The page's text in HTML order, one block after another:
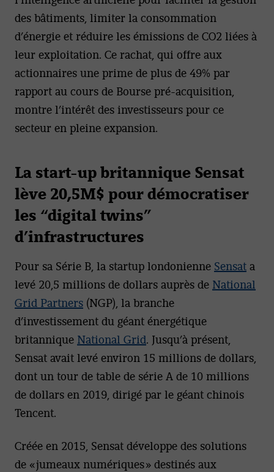
des bâtiments, limiter la consommation
d’énergie et réduire les émissions de CO2 liées à
leur exploitation. Ce rachat, qui offre aux
actionnaires une prime de plus de 49% par
rapport au cours de Bourse pré-acquisition,
montre l’intérêt des investisseurs pour ce
secteur en pleine expansion.
La start-up britannique Sensat
lève 20,5M$ pour démocratiser
les “digital twins”
d’infrastructures
Pour sa Série B, la startup londonienne Sensata
levé 20,5 millions de dollars auprès de National
Grid Partners (NGP), la branche
d’investissement du géant énergétique
britannique National Grid. Jusqu’à présent,
Sensat avait levé environ 15 millions de dollars,
dont un tour de table de série A de 10 millions
de dollars en 2019, dirigé par le géant chinois
Tencent.
Créée en 2015, Sensat développe des solutions
de « jumeaux numériques » destinés aux